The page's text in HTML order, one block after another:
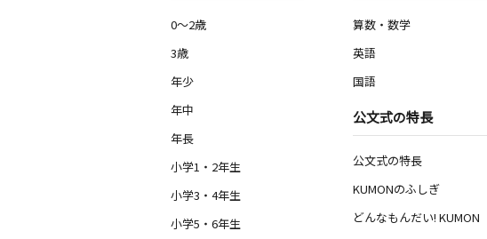
0～2歳
3歳
年少
年中
年長
小学1・2年生
小学3・4年生
小学5・6年生
算数・数学
英語
国語
公文式の特長
公文式の特長
KUMONのふしぎ
どんなもんだい! KUMON